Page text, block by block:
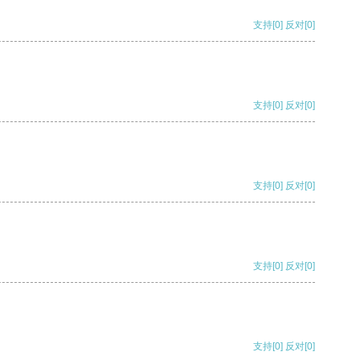
支持[0] 反对[0]
支持[0] 反对[0]
支持[0] 反对[0]
支持[0] 反对[0]
支持[0] 反对[0]